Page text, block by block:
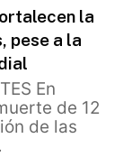
la
pese a la
En
de 12
de las